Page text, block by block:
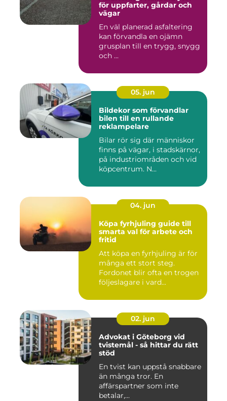
för uppfarter, gårdar och
vägar
En väl planerad asfaltering
kan förvandla en ojämn
grusplan till en trygg, snygg
och ...
05. jun
Bildekor som förvandlar
bilen till en rullande
reklampelare
Bilar rör sig där människor
finns på vägar, i stadskärnor,
på industriområden och vid
köpcentrum. N...
04. jun
Köpa fyrhjuling guide till
smarta val för arbete och
fritid
Att köpa en fyrhjuling är för
många ett stort steg.
Fordonet blir ofta en trogen
följeslagare i vard...
02. jun
Advokat i Göteborg vid
tvistemål - så hittar du rätt
stöd
En tvist kan uppstå snabbare
än många tror. En
affärspartner som inte
betalar,...